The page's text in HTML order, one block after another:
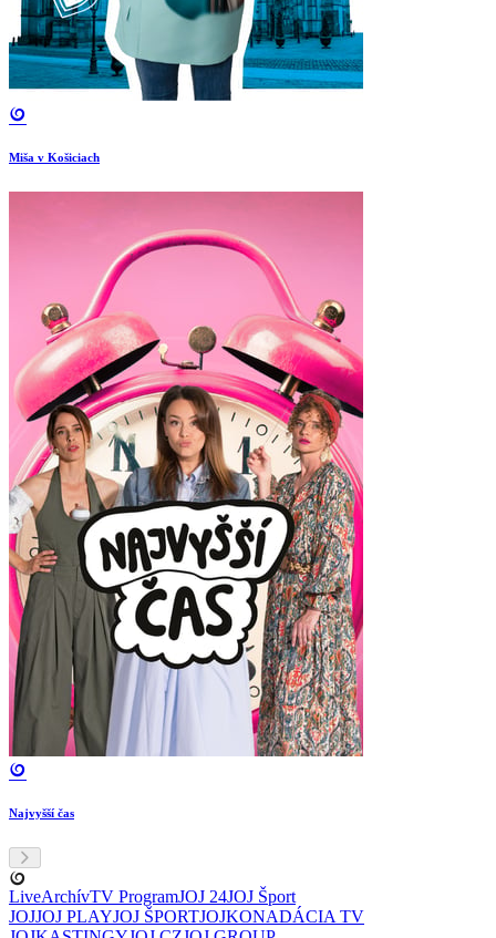
Miša v Košiciach
Najvyšší čas
LiveArchívTV ProgramJOJ 24JOJ Šport
JOJJOJ PLAYJOJ ŠPORTJOJKONADÁCIA TV